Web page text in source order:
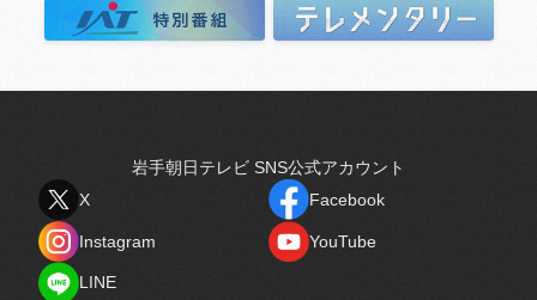
岩手朝日テレビ SNS公式アカウント
X
Facebook
Instagram
YouTube
LINE